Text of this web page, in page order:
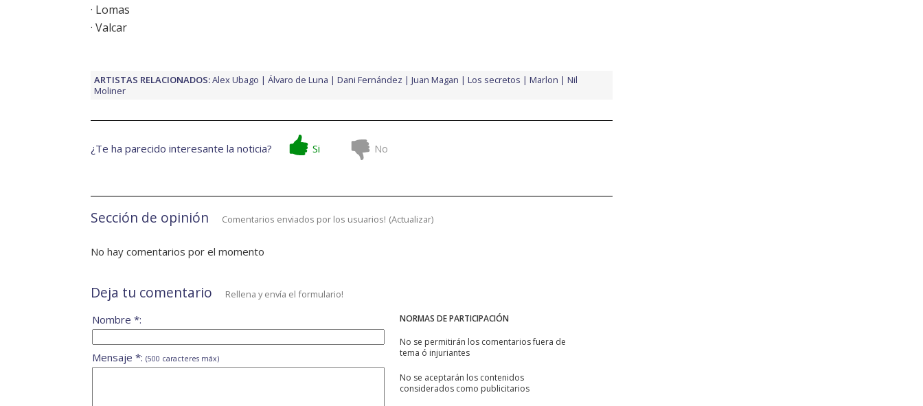
· Lomas
· Valcar
ARTISTAS RELACIONADOS:Alex Ubago Álvaro de Luna Dani Fernández Juan Magan Los secretos Marlon
Nil
Moliner
¿Te ha parecido interesante la noticia? Si No
Sección de opinión Comentarios enviados por los usuarios! (Actualizar)
No hay comentarios por el momento
Deja tu comentario Rellena y envía el formulario!
NORMAS DE PARTICIPACIÓN
No se permitirán los comentarios fuera de
tema ó injuriantes
No se aceptarán los contenidos
considerados como publicitarios
Nombre *:
Mensaje *: (500 caracteres máx)